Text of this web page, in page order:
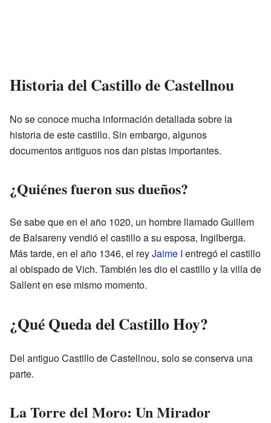
Historia del Castillo de Castellnou
No se conoce mucha información detallada sobre la
historia de este castillo. Sin embargo, algunos
documentos antiguos nos dan pistas importantes.
¿Quiénes fueron sus dueños?
Se sabe que en el año 1020, un hombre llamado Guillem
de Balsareny vendió el castillo a su esposa, Ingilberga.
Más tarde, en el año 1346, el reyJaime I entregó el castillo
al obispado de Vich. También les dio el castillo y la villa de
Sallent en ese mismo momento.
¿Qué Queda del Castillo Hoy?
Del antiguo Castillo de Castellnou, solo se conserva una
parte.
La Torre del Moro: Un Mirador